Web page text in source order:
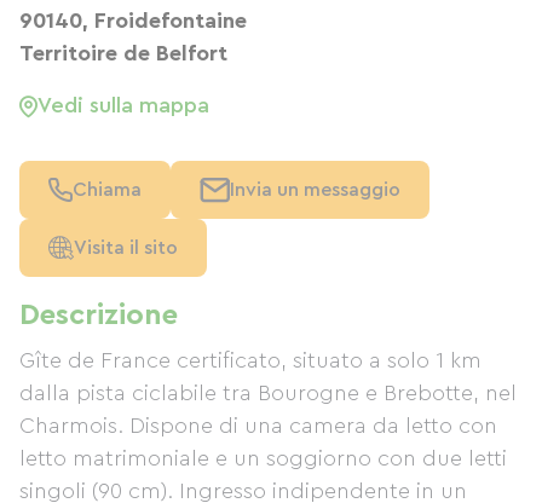
Descrizione
Gîte de France certificato, situato a solo 1 km
dalla pista ciclabile tra Bourogne e Brebotte, nel
Charmois. Dispone di una camera da letto con
letto matrimoniale e un soggiorno con due letti
singoli (90 cm). Ingresso indipendente in un
90140, Froidefontaine
Territoire de Belfort
Vedi sulla mappa
Chiama Invia un messaggio
Visita il sito